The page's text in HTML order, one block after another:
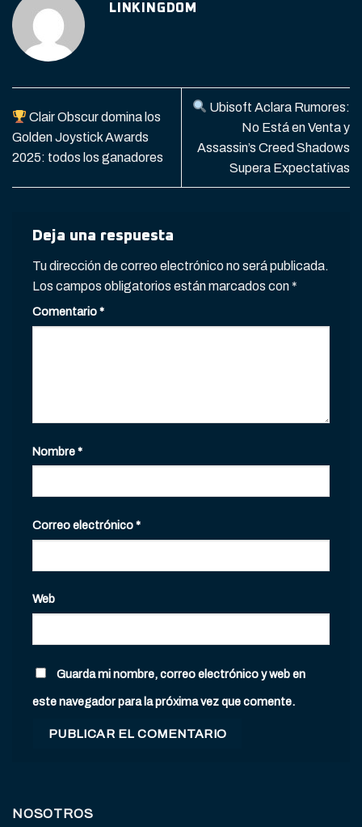
LINKINGDOM
Clair Obscur domina los
Golden Joystick Awards
2025: todos los ganadores
Ubisoft Aclara Rumores:
No Está en Venta y
Assassin’s Creed Shadows
Supera Expectativas
Deja una respuesta
Tu dirección de correo electrónico no será publicada.
Los campos obligatorios están marcados con*
Comentario*
Nombre*
Correo electrónico*
Web
Guarda mi nombre, correo electrónico y web en
este navegador para la próxima vez que comente.
NOSOTROS